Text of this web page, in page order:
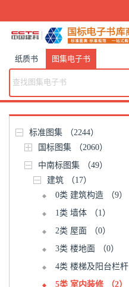
纸质书 图集电子书
标准图集
（2244）
国标图集
（2060）
中南标图集
（49）
建筑
（17）
0类 建筑构造
（9）
1类 墙体
（1）
2类 屋面
（0）
3类 楼地面
（0）
4类 楼梯及阳台栏杆
5类 室内装修
（2）